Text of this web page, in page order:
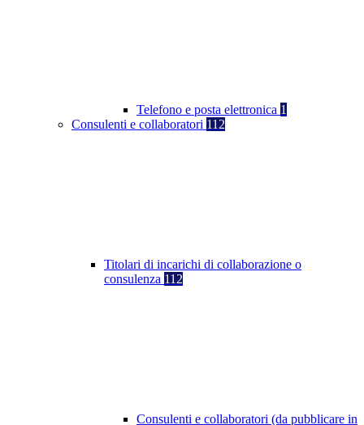
Telefono e posta elettronica 1
Consulenti e collaboratori 112
Titolari di incarichi di collaborazione o
consulenza 112
Consulenti e collaboratori (da pubblicare in